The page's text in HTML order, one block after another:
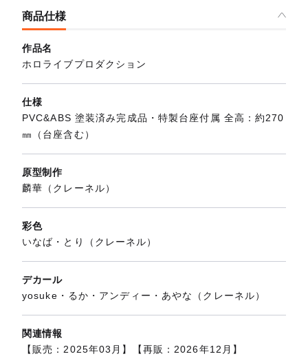
商品仕様
作品名
ホロライブプロダクション
仕様
PVC&ABS 塗装済み完成品・特製台座付属 全高：約270
㎜（台座含む）
原型制作
麟華（クレーネル）
彩色
いなば・とり（クレーネル）
デカール
yosuke・るか・アンディー・あやな（クレーネル）
関連情報
【販売：2025年03月】【再販：2026年12月】